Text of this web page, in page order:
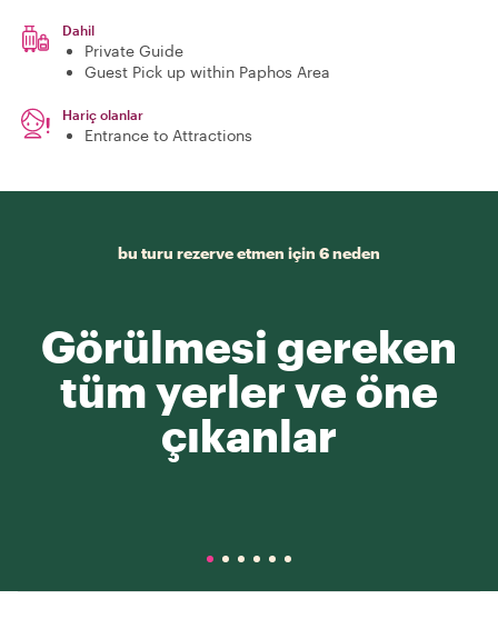
Dahil
Private Guide
Guest Pick up within Paphos Area
Hariç olanlar
Entrance to Attractions
bu turu rezerve etmen için 6 neden
Görülmesi gereken
tüm yerler ve öne
çıkanlar